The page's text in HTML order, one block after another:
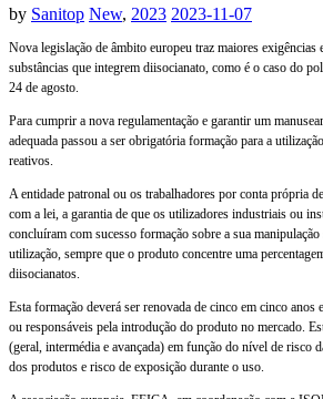
by Sanitop New, 2023 2023-11-07
Nova legislação de âmbito europeu traz maiores exigências
substâncias que integrem diisocianato, como é o caso do
24 de agosto.
Para cumprir a nova regulamentação e garantir um
adequada passou a ser obrigatória formação para a
reativos.
A entidade patronal ou os trabalhadores por conta própria
com a lei, a garantia de que os utilizadores industriais ou
concluíram com sucesso formação sobre a sua manipulação
utilização, sempre que o produto concentre uma
diisocianatos.
Esta formação deverá ser renovada de cinco em cinco
ou responsáveis pela introdução do produto no mercado.
(geral, intermédia e avançada) em função do nível de risco
dos produtos e risco de exposição durante o uso.